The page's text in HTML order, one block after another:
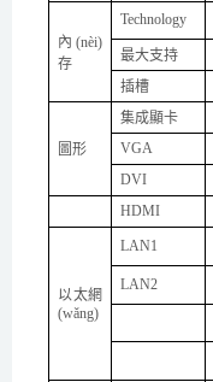
內(nèi)
存
Technology
最大支持
插槽
圖形
集成顯卡
VGA
DVI
HDMI
以太網
(wǎng)
LAN1
LAN2